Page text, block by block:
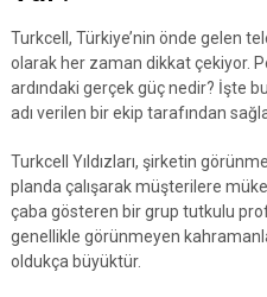
Turkcell, Türkiye’nin önde gelen
olarak her zaman dikkat çekiyor.
ardındaki gerçek güç nedir? İşte
adı verilen bir ekip tarafından
Turkcell Yıldızları, şirketin
planda çalışarak müşterilere
çaba gösteren bir grup tutkulu
genellikle görünmeyen
oldukça büyüktür.